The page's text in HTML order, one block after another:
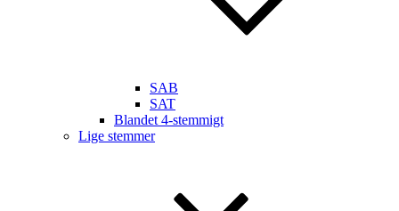
SAB
SAT
Blandet 4-stemmigt
Lige stemmer